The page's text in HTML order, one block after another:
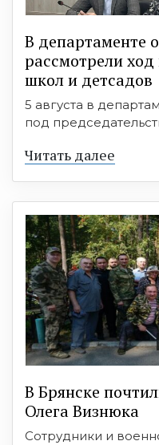
В департаменте
рассмотрели
школ и детсадов
5 августа в
под
Читать далее
В Брянске
Олега Визнюка
Сотрудники и